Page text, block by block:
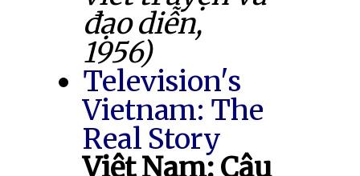
đạo diễn,
1956)
Television's
Vietnam: The
Real Story
Việt Nam: Câu